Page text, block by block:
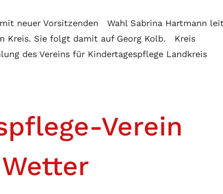
mit neuer Vorsitzenden Wahl Sabrina Hartmann
Kreis. Sie folgt damit auf Georg Kolb. Kreis
des Vereins für Kindertagespflege Landkreis
Verein